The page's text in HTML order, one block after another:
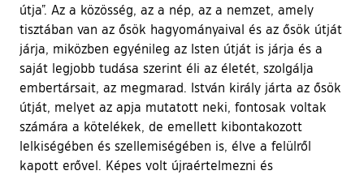
útja”. Az a közösség, az a nép, az a nemzet, amely
tisztában van az ősök hagyományaival és az ősök útját
járja, miközben egyénileg az Isten útját is járja és a
saját legjobb tudása szerint éli az életét, szolgálja
embertársait, az megmarad. István király járta az ősök
útját, melyet az apja mutatott neki, fontosak voltak
számára a kötelékek, de emellett kibontakozott
lelkiségében és szellemiségében is, élve a felülről
kapott erővel. Képes volt újraértelmezni és